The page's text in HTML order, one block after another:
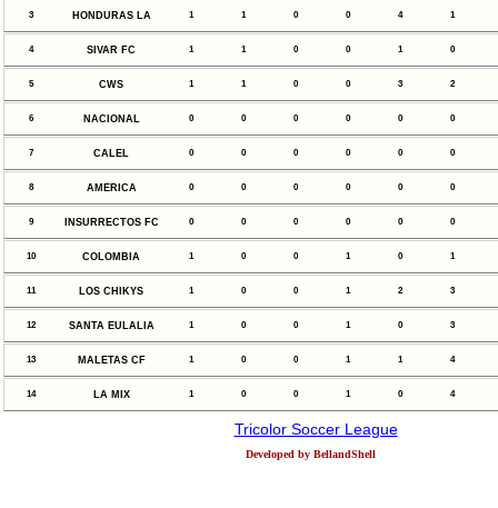
3 HONDURAS LA 1 1 0 0 4 1
4 SIVAR FC 1 1 0 0 1 0
5 CWS 1 1 0 0 3 2
6 NACIONAL 0 0 0 0 0 0
7 CALEL 0 0 0 0 0 0
8 AMERICA 0 0 0 0 0 0
9 INSURRECTOS FC 0 0 0 0 0 0
10 COLOMBIA 1 0 0 1 0 1
11 LOS CHIKYS 1 0 0 1 2 3
12 SANTA EULALIA 1 0 0 1 0 3
13 MALETAS CF 1 0 0 1 1 4
14 LA MIX 1 0 0 1 0 4
Tricolor Soccer League
Developed by BellandShell